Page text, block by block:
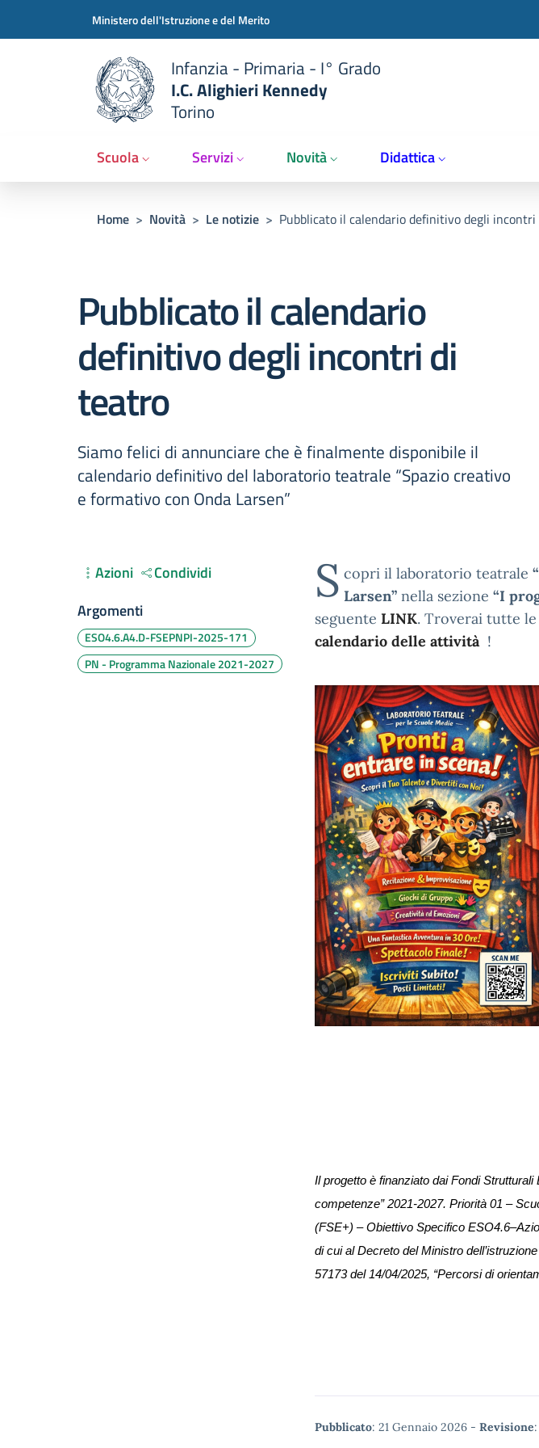
Ministero dell'Istruzione e del MeritoSlim top
Infanzia - Primaria - I° Grado
I.C. Alighieri Kennedy
Torino
Scuola Servizi Novità Didattica
Briciole di pane
Home > Novità > Le notizie > Pubblicato il calendario definitivo degli
Pubblicato il calendario
definitivo degli incontri di
teatro
Siamo felici di annunciare che è finalmente disponibile il
calendario definitivo del laboratorio teatrale “Spazio creativo
e formativo con Onda Larsen”
S copri il laboratorio teatrale
Larsen” nella sezione “I
seguente LINK. Troverai tutte
calendario delle attività!
Il progetto è finanziato dai Fondi
competenze” 2021-2027. Priorità 01 –
(FSE+) – Obiettivo Specifico
di cui al Decreto del Ministro
57173 del 14/04/2025, “Percorsi di
Metadata
Pubblicato: 21 Gennaio 2026 - Revisione
Azioni
Condividi
Argomenti
ESO4.6.A4.D-FSEPNPI-2025-171
PN - Programma Nazionale 2021-2027